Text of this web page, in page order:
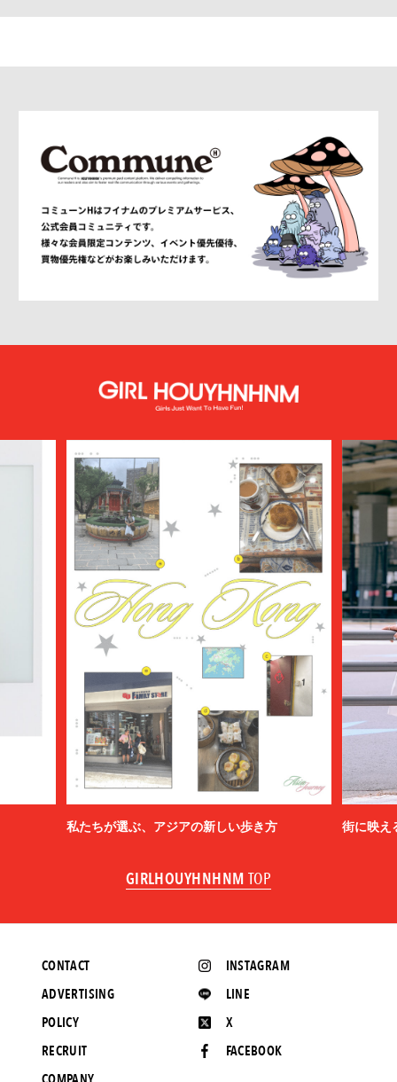
私たちが選ぶ、アジアの新しい歩き方 街に映え
GIRLHOUYHNHNM TOP
INSTAGRAM
LINE
X
FACEBOOK
CONTACT
ADVERTISING
POLICY
RECRUIT